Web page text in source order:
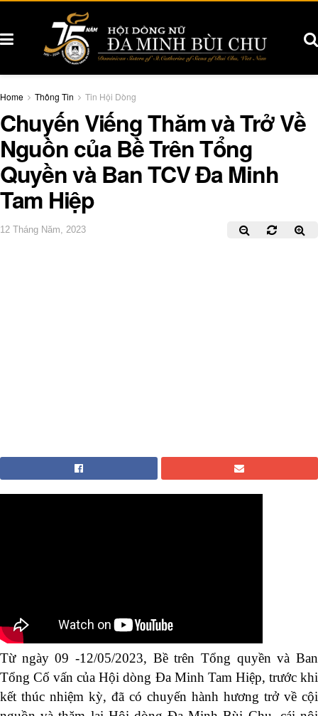
Home Thông Tin Tin Hội Dòng
Chuyến Viếng Thăm và Trở Về
Nguồn của Bề Trên Tổng
Quyền và Ban TCV Đa Minh
Tam Hiệp
12 Tháng Năm, 2023
Từ ngày 09 -12/05/2023, Bề trên Tổng quyền và Ban
Tổng Cố vấn của Hội dòng Đa Minh Tam Hiệp, trước khi
kết thúc nhiệm kỳ, đã có chuyến hành hương trở về cội